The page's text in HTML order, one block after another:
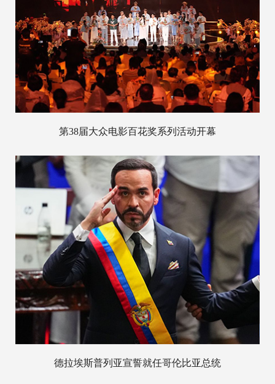
第38届大众电影百花奖系列活动开幕
德拉埃斯普列亚宣誓就任哥伦比亚总统